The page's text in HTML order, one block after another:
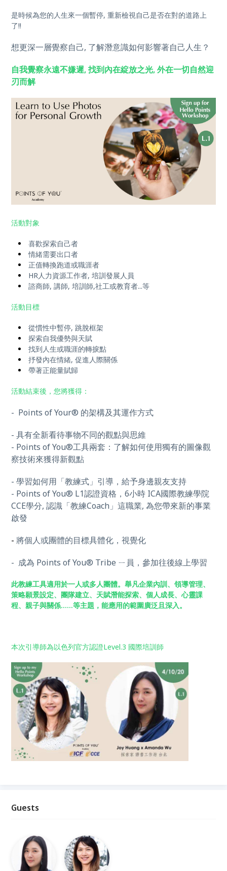
是時候為您的人生來一個暫停, 重新檢視自己是否在對的道路上
了!!
想更深一層覺察自己, 了解潛意識如何影響著自己人生？
自我覺察永遠不嫌遲, 找到內在綻放之光, 外在一切自然迎
刃而解
活動對象
喜歡探索自己者
情緒需要出口者
正值轉換跑道或職涯者
HR人力資源工作者, 培訓發展人員
諮商師,講師, 培訓師,社工或教育者...等
活動目標
從慣性中暫停, 跳脫框架
探索自我優勢與天賦
找到人生或職涯的轉捩點
抒發內在情緒, 促進人際關係
帶著正能量賦歸
活動結束後，您將獲得：
- Points of Your® 的架構及其運作方式
-具有全新看待事物不同的觀點與思維
- Points of You®工具兩套：了解如何使用獨有的圖像觀
察技術來獲得新觀點
-學習如何用「教練式」引導，給予身邊親友支持
- Points of You® L1認證資格，6小時 ICA國際教練學院
CCE學分, 認識「教練Coach」這職業, 為您帶來新的事業
啟發
- 將個人或團體的目標具體化，視覺化
- 成為 Points of You® Tribe ㄧ員，參加往後線上學習
此教練工具適用於一人或多人團體。舉凡企業內訓、領導管理、
策略願景設定、團隊建立、天賦潛能探索、個人成長、心靈課
程、親子與關係......等主題，能應用的範圍廣泛且深入。
本次引導師為以色列官方認證Level.3 國際培訓師
Guests